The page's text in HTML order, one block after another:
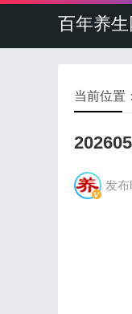
百年养生
当前位置
发